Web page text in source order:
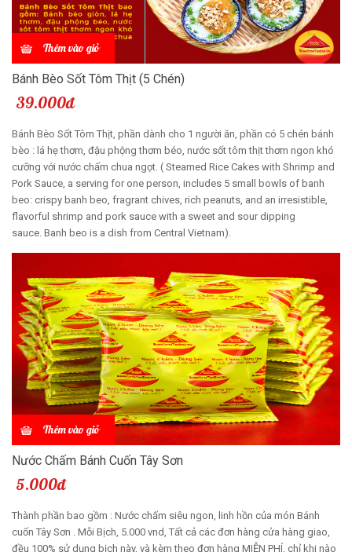
Thêm vào giỏ
Bánh Bèo Sốt Tôm Thịt (5 Chén)
39.000đ
Bánh Bèo Sốt Tôm Thịt, phần dành cho 1 người ăn, phần có 5 chén bánh
bèo : lá hẹ thơm, đậu phộng thơm béo, nước sốt tôm thịt thơm ngon khó
cưỡng với nước chấm chua ngọt. ( Steamed Rice Cakes with Shrimp and
Pork Sauce, a serving for one person, includes 5 small bowls of banh
beo: crispy banh beo, fragrant chives, rich peanuts, and an irresistible,
flavorful shrimp and pork sauce with a sweet and sour dipping
sauce. Banh beo is a dish from Central Vietnam).
Thêm vào giỏ
Nước Chấm Bánh Cuốn Tây Sơn
5.000đ
Thành phần bao gồm : Nước chấm siêu ngon, linh hồn của món Bánh
cuốn Tây Sơn . Mỗi Bịch, 5.000 vnd, Tất cả các đơn hàng cửa hàng giao,
đều 100% sử dụng bịch này, và kèm theo đơn hàng MIỄN PHÍ, chỉ khi nào